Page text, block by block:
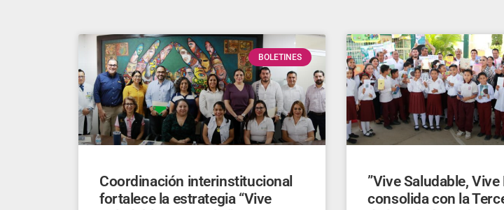
BOLETINES
Coordinación interinstitucional
fortalece la estrategia “Vive
”Vive Saludable, Vive
consolida con la